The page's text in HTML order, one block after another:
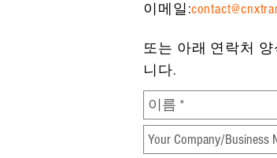
이메일:
또는 아래 연락처
니다.